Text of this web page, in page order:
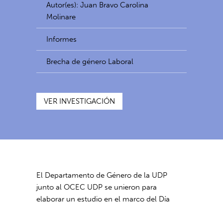
Autor(es): Juan Bravo Carolina
Molinare
Informes
Brecha de género Laboral
VER INVESTIGACIÓN
El Departamento de Género de la UDP
junto al OCEC UDP se unieron para
elaborar un estudio en el marco del Día